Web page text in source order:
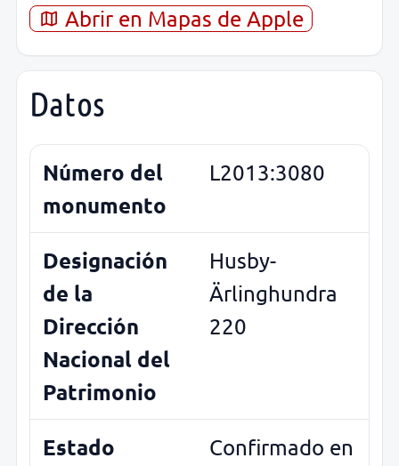
Abrir en Mapas de Apple
Datos
Número del
monumento
L2013:3080
Designación
de la
Dirección
Nacional del
Patrimonio
Husby-
Ärlinghundra
220
Estado
Confirmado en